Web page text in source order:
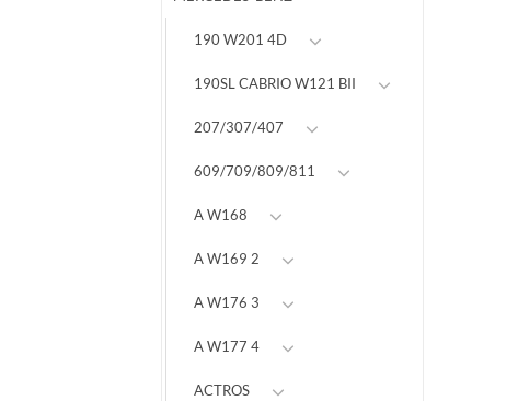
190 W201 4D
190SL CABRIO W121 BII
207/307/407
609/709/809/811
A W168
A W169 2
A W176 3
A W177 4
ACTROS